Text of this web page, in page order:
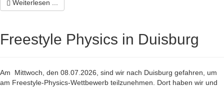
Weiterlesen ...
Freestyle Physics in Duisburg
Am Mittwoch, den 08.07.2026, sind wir nach Duisburg gefahren, um
am Freestyle-Physics-Wettbewerb teilzunehmen. Dort haben wir und